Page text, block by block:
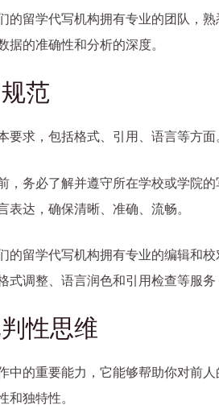
的留学代写机构拥有专业的团队，
据的准确性和分析的深度。
范
要求，包括格式、引用、语言等方
，务必了解并遵守所在学校或学院
表达，确保清晰、准确、流畅。
的留学代写机构拥有专业的编辑和
式调整、语言润色和引用检查等服务
性思维
中的重要能力，它能够帮助你对前
独特性。